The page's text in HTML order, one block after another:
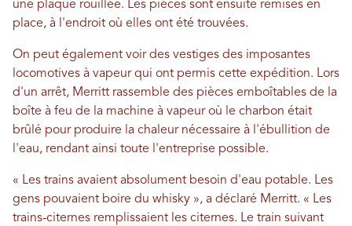
une plaque rouillée. Les pièces sont ensuite remises en
place, à l'endroit où elles ont été trouvées.
On peut également voir des vestiges des imposantes
locomotives à vapeur qui ont permis cette expédition. Lors
d'un arrêt, Merritt rassemble des pièces emboîtables de la
boîte à feu de la machine à vapeur où le charbon était
brûlé pour produire la chaleur nécessaire à l'ébullition de
l'eau, rendant ainsi toute l'entreprise possible.
« Les trains avaient absolument besoin d'eau potable. Les
gens pouvaient boire du whisky », a déclaré Merritt. « Les
trains-citernes remplissaient les citernes. Le train suivant